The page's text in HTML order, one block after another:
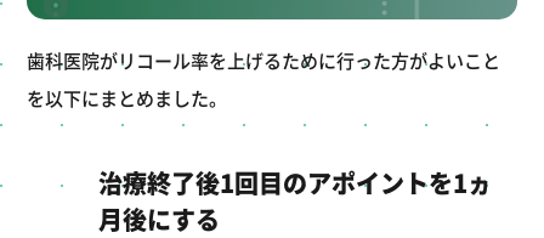
歯科医院がリコール率を上げるために行った方がよいこと
を以下にまとめました。
治療終了後1回目のアポイントを1ヵ
月後にする